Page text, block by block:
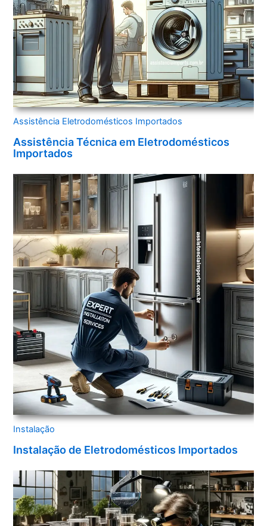
Assistência Eletrodomésticos Importados
Assistência Técnica em Eletrodomésticos
Importados
Instalação
Instalação de Eletrodomésticos Importados